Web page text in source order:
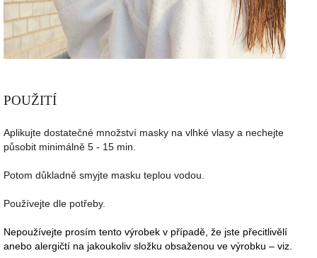
POUŽITÍ
Aplikujte dostatečné množství masky na vlhké vlasy a nechejte
působit minimálně 5 - 15 min.
Potom důkladně smyjte masku teplou vodou.
Používejte dle potřeby.
Nepoužívejte prosím tento výrobek v případě, že jste přecitlivělí
anebo alergičtí na jakoukoliv složku obsaženou ve výrobku – viz.